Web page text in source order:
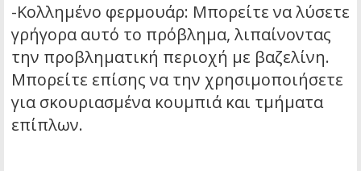
-Κολλημένο φερμουάρ: Μπορείτε να λύσετε
γρήγορα αυτό το πρόβλημα, λιπαίνοντας
την προβληματική περιοχή με βαζελίνη.
Μπορείτε επίσης να την χρησιμοποιήσετε
για σκουριασμένα κουμπιά και τμήματα
επίπλων.